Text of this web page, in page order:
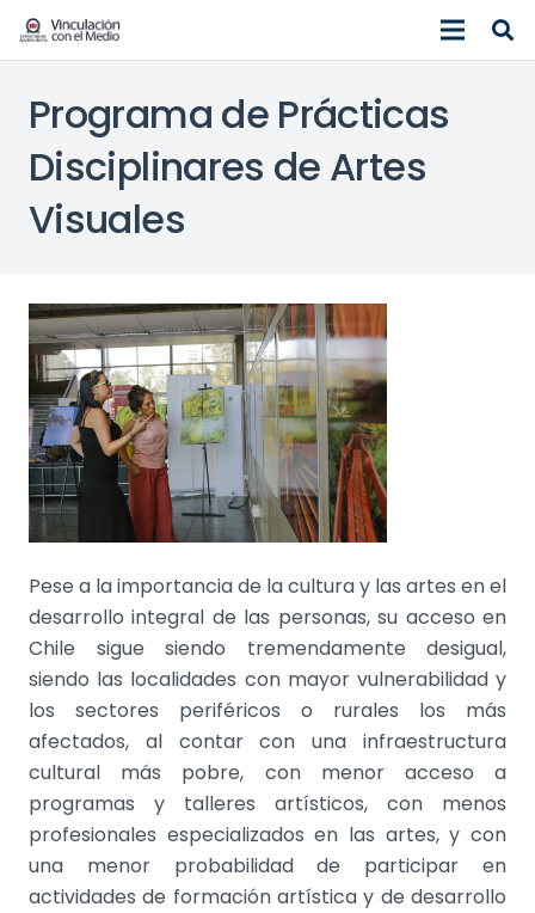
Programa de Prácticas
Disciplinares de Artes
Visuales
Pese a la importancia de la cultura y las artes en el
desarrollo integral de las personas, su acceso en
Chile sigue siendo tremendamente desigual,
siendo las localidades con mayor vulnerabilidad y
los sectores periféricos o rurales los más
afectados, al contar con una infraestructura
cultural más pobre, con menor acceso a
programas y talleres artísticos, con menos
profesionales especializados en las artes, y con
una menor probabilidad de participar en
actividades de formación artística y de desarrollo